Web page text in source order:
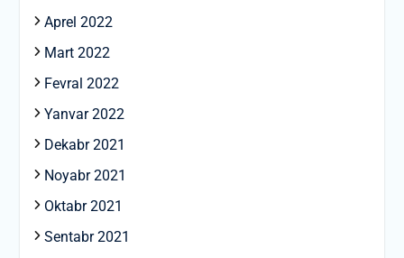
Aprel 2022
Mart 2022
Fevral 2022
Yanvar 2022
Dekabr 2021
Noyabr 2021
Oktabr 2021
Sentabr 2021